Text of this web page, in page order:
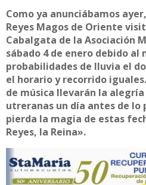
Como ya anunciábamos
Reyes Magos de Oriente
Cabalgata de la Asociación
sábado 4 de enero debido
probabilidades de lluvia el
el horario y recorrido
de música llevarán la
utreranas un día antes de lo
pierda la magia de estas
Reyes, la Reina».